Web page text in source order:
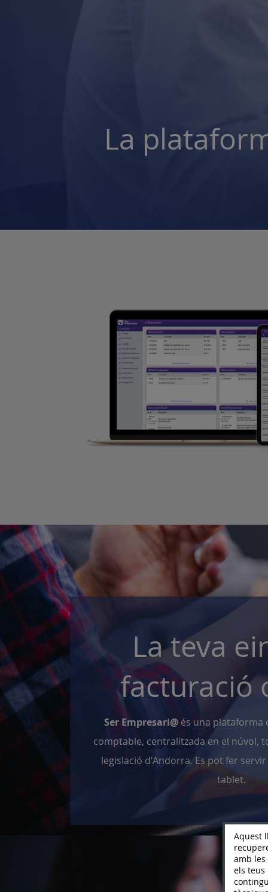
La
La teva
facturació
Ser Empresari@és una plataforma
comptable, centralitzada en el núvol,
legislació d'Andorra. Es pot fer
tablet.